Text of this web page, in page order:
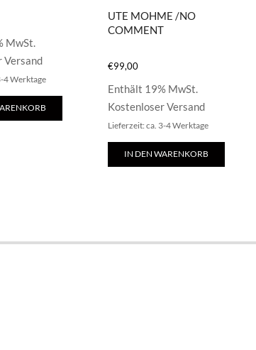
MwSt.
Versand
4 Werktage
UTE MOHME /NO
COMMENT
€99,00
Enthält 19% MwSt.
Kostenloser Versand
Lieferzeit: ca. 3-4 Werktage
IN DEN WARENKORB